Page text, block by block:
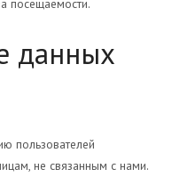
посещаемости.
данных
пользователей
не связанным с нами.